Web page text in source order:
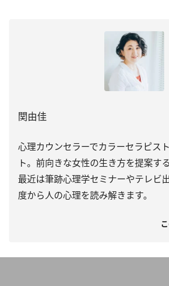
関由佳
心理カウンセラーでカラーセラピス
ト。前向きな女性の生き方を提案す
最近は筆跡心理学セミナーやテレビ
度から人の心理を読み解きます。